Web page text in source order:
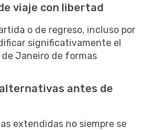
viaje con libertad
o de regreso, incluso por
significativamente el
Janeiro de formas
antes de
extendidas no siempre se